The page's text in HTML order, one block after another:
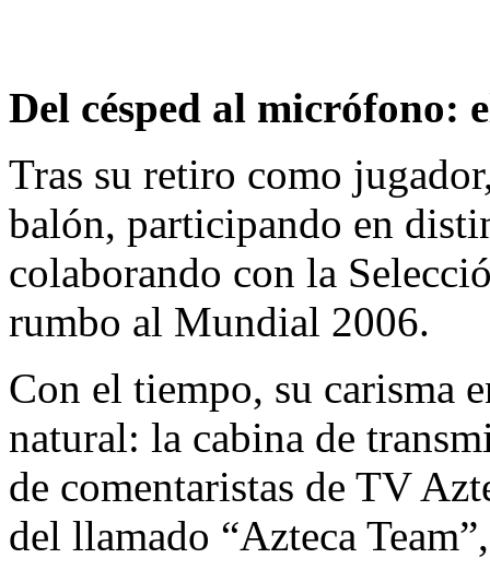
Del césped al micrófono:
Tras su retiro como
balón, participando en
colaborando con la
rumbo al Mundial 2006.
​Con el tiempo, su carisma
natural: la cabina de
de comentaristas de TV
del llamado “Azteca